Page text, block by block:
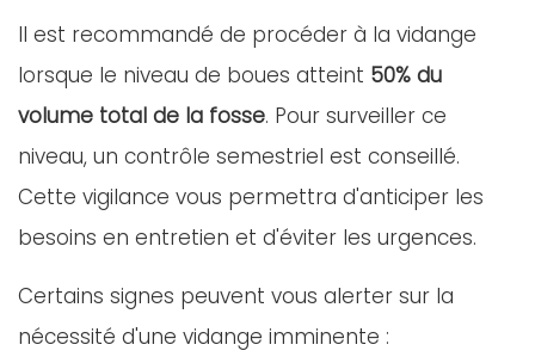
Il est recommandé de procéder à la vidange
lorsque le niveau de boues atteint 50% du
volume total de la fosse. Pour surveiller ce
niveau, un contrôle semestriel est conseillé.
Cette vigilance vous permettra d'anticiper les
besoins en entretien et d'éviter les urgences.
Certains signes peuvent vous alerter sur la
nécessité d'une vidange imminente :